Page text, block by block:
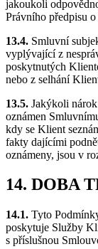
jakoukoli
Právního předpisu
13.4. Smluvní
vyplývající z
poskytnutých
nebo z selhání
13.5. Jakýkoli
oznámen
kdy se Klient
fakty dajícími
oznámeny, jsou v
14. DOBA
14.1. Tyto
poskytuje Služby
s příslušnou